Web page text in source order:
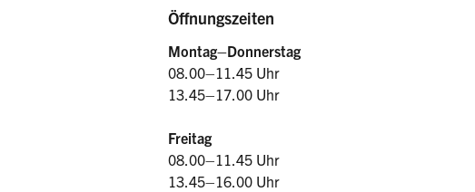
Öffnungszeiten
Montag–Donnerstag
08.00–11.45 Uhr
13.45–17.00 Uhr
Freitag
08.00–11.45 Uhr
13.45–16.00 Uhr